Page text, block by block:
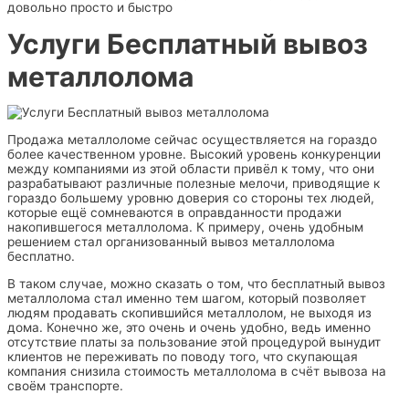
довольно просто и быстро
Услуги Бесплатный вывоз
металлолома
Продажа металлоломе сейчас осуществляется на гораздо
более качественном уровне. Высокий уровень конкуренции
между компаниями из этой области привёл к тому, что они
разрабатывают различные полезные мелочи, приводящие к
гораздо большему уровню доверия со стороны тех людей,
которые ещё сомневаются в оправданности продажи
накопившегося металлолома. К примеру, очень удобным
решением стал организованный вывоз металлолома
бесплатно.
В таком случае, можно сказать о том, что бесплатный вывоз
металлолома стал именно тем шагом, который позволяет
людям продавать скопившийся металлолом, не выходя из
дома. Конечно же, это очень и очень удобно, ведь именно
отсутствие платы за пользование этой процедурой вынудит
клиентов не переживать по поводу того, что скупающая
компания снизила стоимость металлолома в счёт вывоза на
своём транспорте.